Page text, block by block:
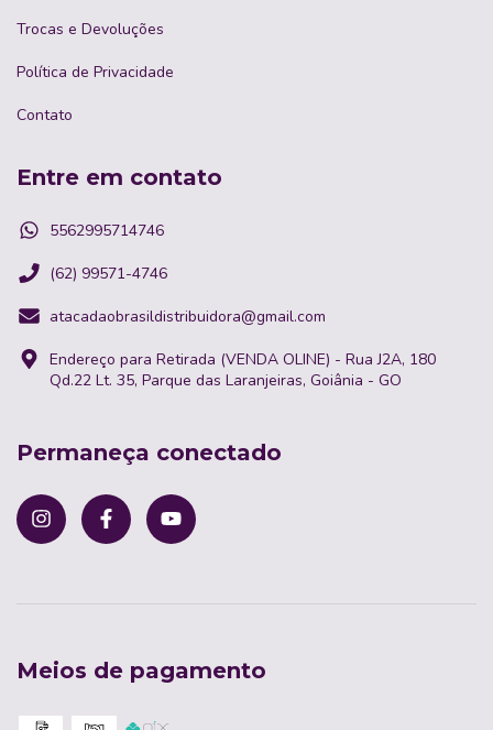
Trocas e Devoluções
Política de Privacidade
Contato
Entre em contato
5562995714746
(62) 99571-4746
atacadaobrasildistribuidora@gmail.com
Endereço para Retirada (VENDA OLINE) - Rua J2A, 180
Qd.22 Lt. 35, Parque das Laranjeiras, Goiânia - GO
Permaneça conectado
Meios de pagamento